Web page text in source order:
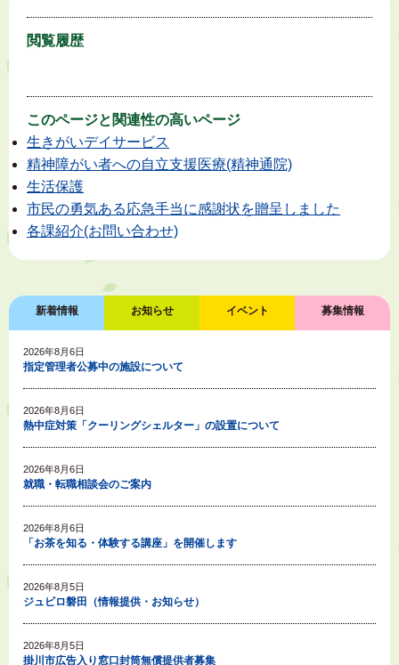
閲覧履歴
このページと 関連性の高いページ
生きがいデイサービス
精神障がい者への自立支援医療(精神通院)
生活保護
市民の勇気ある応急手当に感謝状を贈呈しました
各課紹介(お問い合わせ)
新着情報 お知らせ イベント 募集情報
2026年8月6日
指定管理者公募中の施設について
2026年8月6日
熱中症対策「クーリングシェルター」の設置について
2026年8月6日
就職・転職相談会のご案内
2026年8月6日
「お茶を知る・体験する講座」を開催します
2026年8月5日
ジュビロ磐田（情報提供・お知らせ）
2026年8月5日
掛川市広告入り窓口封筒無償提供者募集